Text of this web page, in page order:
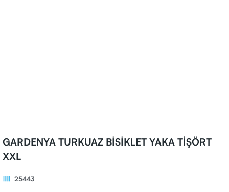
GARDENYA TURKUAZ BİSİKLET YAKA TİŞÖRT
XXL
25443